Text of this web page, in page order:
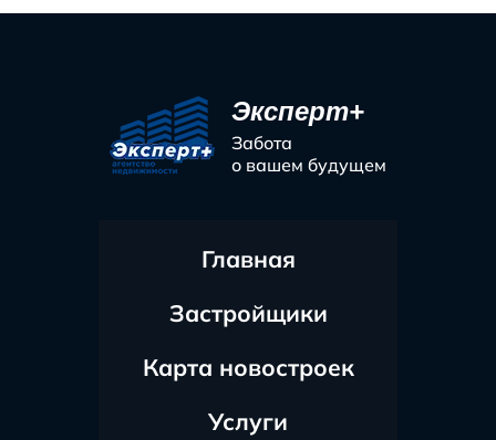
Эксперт+
Забота
о вашем будущем
Главная
Застройщики
Карта новостроек
Услуги